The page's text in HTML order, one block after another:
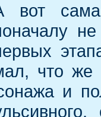
вот сама
что
и